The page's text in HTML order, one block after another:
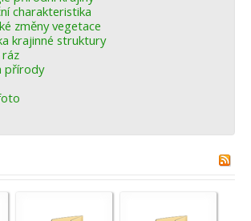
charakteristika
změny vegetace
krajinné struktury
ráz
přírody